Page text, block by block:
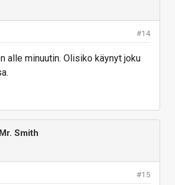
#14
alle minuutin. Olisiko käynyt joku
Mr. Smith
#15